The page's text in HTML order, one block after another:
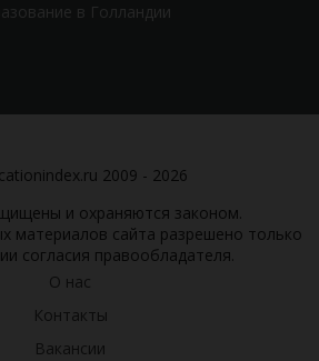
в Голландии
2009 - 2026
и охраняются законом.
материалов сайта разрешено только
согласия правообладателя.
О нас
Контакты
Вакансии